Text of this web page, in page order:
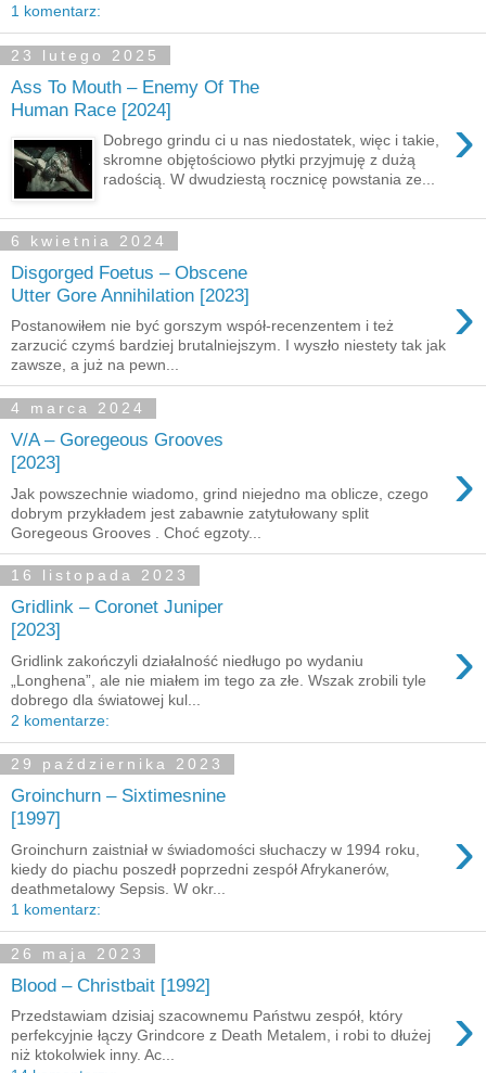
1 komentarz:
23 lutego 2025
Ass To Mouth – Enemy Of The
Human Race [2024]
›
Dobrego grindu ci u nas niedostatek, więc i takie,
skromne objętościowo płytki przyjmuję z dużą
radością. W dwudziestą rocznicę powstania ze...
6 kwietnia 2024
Disgorged Foetus – Obscene
Utter Gore Annihilation [2023]
›
Postanowiłem nie być gorszym współ-recenzentem i też
zarzucić czymś bardziej brutalniejszym. I wyszło niestety tak jak
zawsze, a już na pewn...
4 marca 2024
V/A – Goregeous Grooves
[2023]
›
Jak powszechnie wiadomo, grind niejedno ma oblicze, czego
dobrym przykładem jest zabawnie zatytułowany split
Goregeous Grooves . Choć egzoty...
16 listopada 2023
Gridlink – Coronet Juniper
[2023]
›
Gridlink zakończyli działalność niedługo po wydaniu
„Longhena”, ale nie miałem im tego za złe. Wszak zrobili tyle
dobrego dla światowej kul...
2 komentarze:
29 października 2023
Groinchurn – Sixtimesnine
[1997]
›
Groinchurn zaistniał w świadomości słuchaczy w 1994 roku,
kiedy do piachu poszedł poprzedni zespół Afrykanerów,
deathmetalowy Sepsis. W okr...
1 komentarz:
26 maja 2023
Blood – Christbait [1992]
›
Przedstawiam dzisiaj szacownemu Państwu zespół, który
perfekcyjnie łączy Grindcore z Death Metalem, i robi to dłużej
niż ktokolwiek inny. Ac...